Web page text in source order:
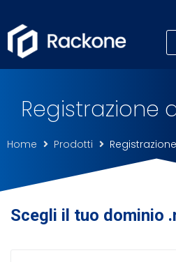
VPS
Cloud
Server
Proxmox VE
Registrazione
Home Prodotti
Scegli il tuo dominio